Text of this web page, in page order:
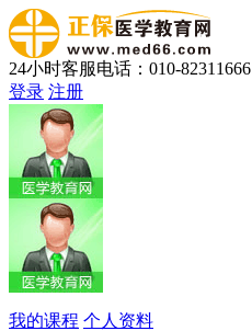
24小时客服电话：010-82311666
登录 注册
我的课程 个人资料